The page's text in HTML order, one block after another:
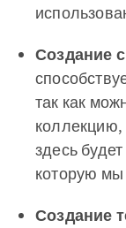
Создание
так как
здесь
которую
Создание